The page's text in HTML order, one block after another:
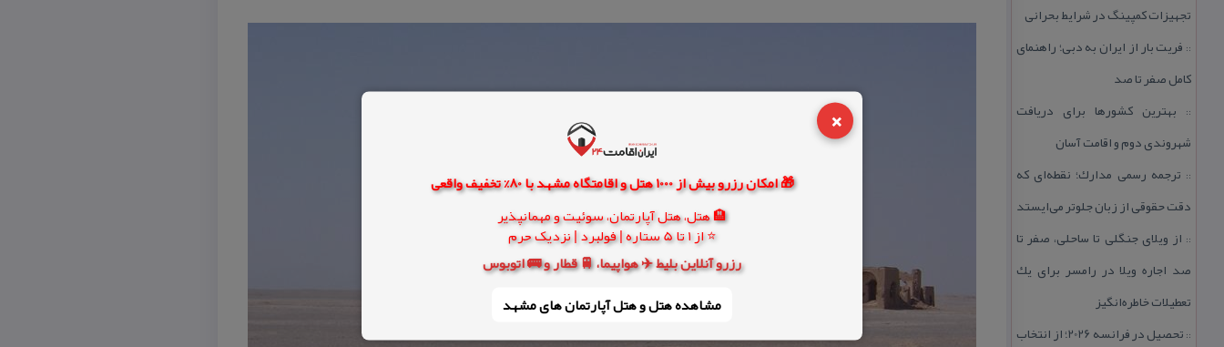
×
🎁 امکان رزرو بیش از 1000 هتل و اقامتگاه مشهد با 80% تخفیف واقعی
🏨 هتل، هتل آپارتمان، سوئیت و مهمانپذیر
⭐ از 1 تا 5 ستاره | فولبرد | نزدیک حرم
رزرو آنلاین بلیط ✈️ هواپیما، 🚆 قطار و 🚌 اتوبوس
مشاهده هتل و هتل‌ آپارتمان های مشهد
تجهیزات كمپینگ در شرایط بحرانی
:: فریت بار از ایران به دبی؛ راهنمای
كامل صفر تا صد
:: بهترین كشورها برای دریافت
شهروندی دوم و اقامت آسان
:: ترجمه رسمی مدارك؛ نقطه‌ای كه
دقت حقوقی از زبان جلوتر می‌ایستد
:: از ویلای جنگلی تا ساحلی، صفر تا
صد اجاره ویلا در رامسر برای یك
تعطیلات خاطره‌انگیز
::
تحصیل در فرانسه 2026؛ از انتخاب